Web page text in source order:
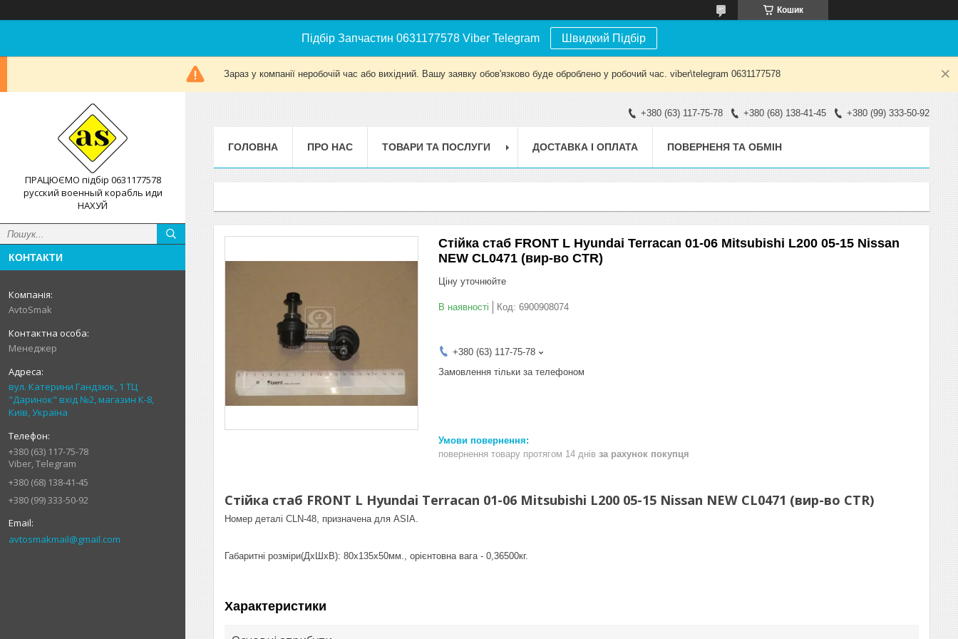
Кошик
Підбір Запчастин 0631177578 Viber Telegram Швидкий Підбір
Зараз у компанії неробочій час або вихідний. Вашу заявку обов'язково буде оброблено у робочий час. viber\telegram 0631177578
ПРАЦЮЄМО підбір 0631177578
русский военный корабль иди
НАХУЙ
КОНТАКТИ
AvtoSmak
Менеджер
вул. Катерини Гандзюк, 1 ТЦ
"Даринок" вхід №2, магазин К-8,
Київ, Україна
+380 (63) 117-75-78
Viber, Telegram
+380 (68) 138-41-45
+380 (99) 333-50-92
avtosmakmail@gmail.com
+380 (63) 117-75-78 +380 (68) 138-41-45 +380 (99) 333-50-92
ГОЛОВНА ПРО НАС ТОВАРИ ТА ПОСЛУГИ ДОСТАВКА І ОПЛАТА ПОВЕРНЕНЯ ТА ОБМІН
Стійка стаб FRONT L Hyundai Terracan 01-06 Mitsubishi L200 05-15 Nissan
NEW CL0471 (вир-во CTR)
Ціну уточнюйте
В наявності Код: 6900908074
+380 (63) 117-75-78
Замовлення тільки за телефоном
повернення товару протягом 14 днів за рахунок покупця
Стійка стаб FRONT L Hyundai Terracan 01-06 Mitsubishi L200 05-15 Nissan NEW CL0471 (вир-во CTR)
Номер деталі CLN-48, призначена для ASIA.
Габаритні розміри(ДхШхВ): 80x135x50мм., орієнтовна вага - 0,36500кг.
Характеристики